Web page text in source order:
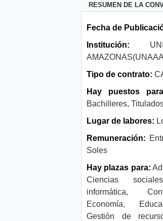
RESUMEN DE LA
Fecha de
Institución:
Tipo de contrato:
Hay puestos
Bachilleres,
Lugar de labores:
Remuneración:
Soles
Hay plazas para:
Ciencias
informática,
Economía,
Gestión de